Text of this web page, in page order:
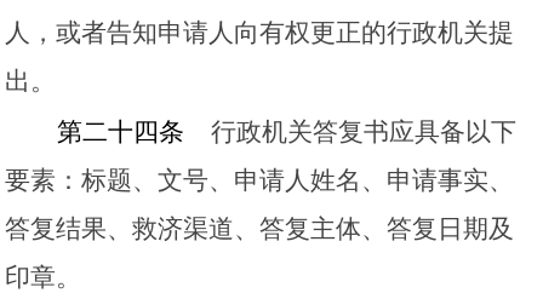
人，或者告知申请人向有权更正的行政机关提
出。
第二十四条
行政机关答复书应具备以下
要素：标题、文号、申请人姓名、申请事实、
答复结果、救济渠道、答复主体、答复日期及
印章。